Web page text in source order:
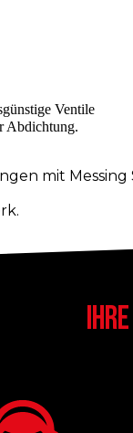
Ventile
Abdichtung.
mit